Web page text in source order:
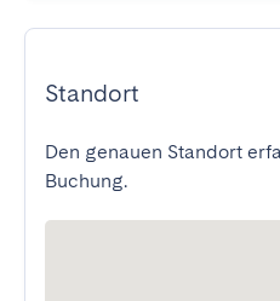
Standort
Den genauen Standort
Buchung.